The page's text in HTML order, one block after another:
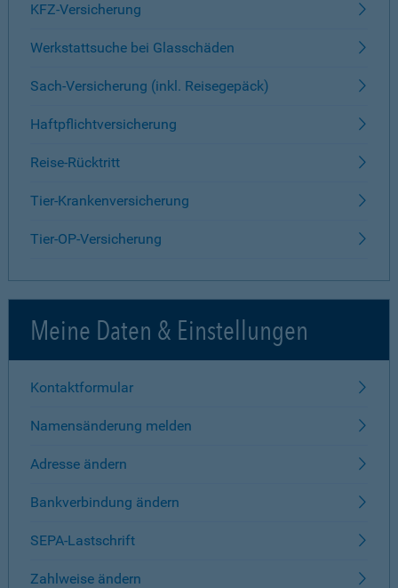
KFZ-Versicherung
Werkstattsuche bei Glasschäden
Sach-Versicherung (inkl. Reisegepäck)
Haftpflichtversicherung
Reise-Rücktritt
Tier-Krankenversicherung
Tier-OP-Versicherung
Meine Daten & Einstellungen
Kontaktformular
Namensänderung melden
Adresse ändern
Bankverbindung ändern
SEPA-Lastschrift
Zahlweise ändern